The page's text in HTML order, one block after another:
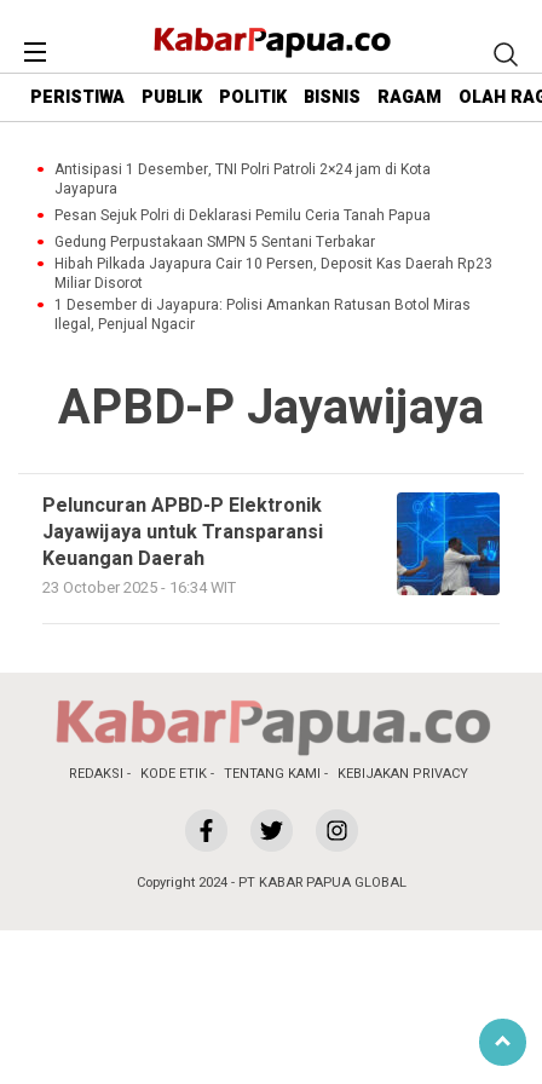
PERISTIWA PUBLIK POLITIK BISNIS RAGAM OLAH
Antisipasi 1 Desember, TNI Polri Patroli 2×24 jam di Kota
Jayapura
Pesan Sejuk Polri di Deklarasi Pemilu Ceria Tanah Papua
Gedung Perpustakaan SMPN 5 Sentani Terbakar
Hibah Pilkada Jayapura Cair 10 Persen, Deposit Kas Daerah Rp23
Miliar Disorot
1 Desember di Jayapura: Polisi Amankan Ratusan Botol Miras
Ilegal, Penjual Ngacir
APBD-P Jayawijaya
Peluncuran APBD-P Elektronik
Jayawijaya untuk Transparansi
Keuangan Daerah
23 October 2025 - 16:34 WIT
REDAKSI KODE ETIK TENTANG KAMI KEBIJAKAN PRIVACY
Copyright 2024 - PT KABAR PAPUA GLOBAL